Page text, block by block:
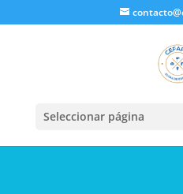
Seleccionar página